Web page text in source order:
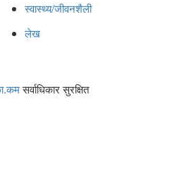
स्वास्थ्य/जीवनशैली
लेख
सर्वाधिकार सुरक्षित